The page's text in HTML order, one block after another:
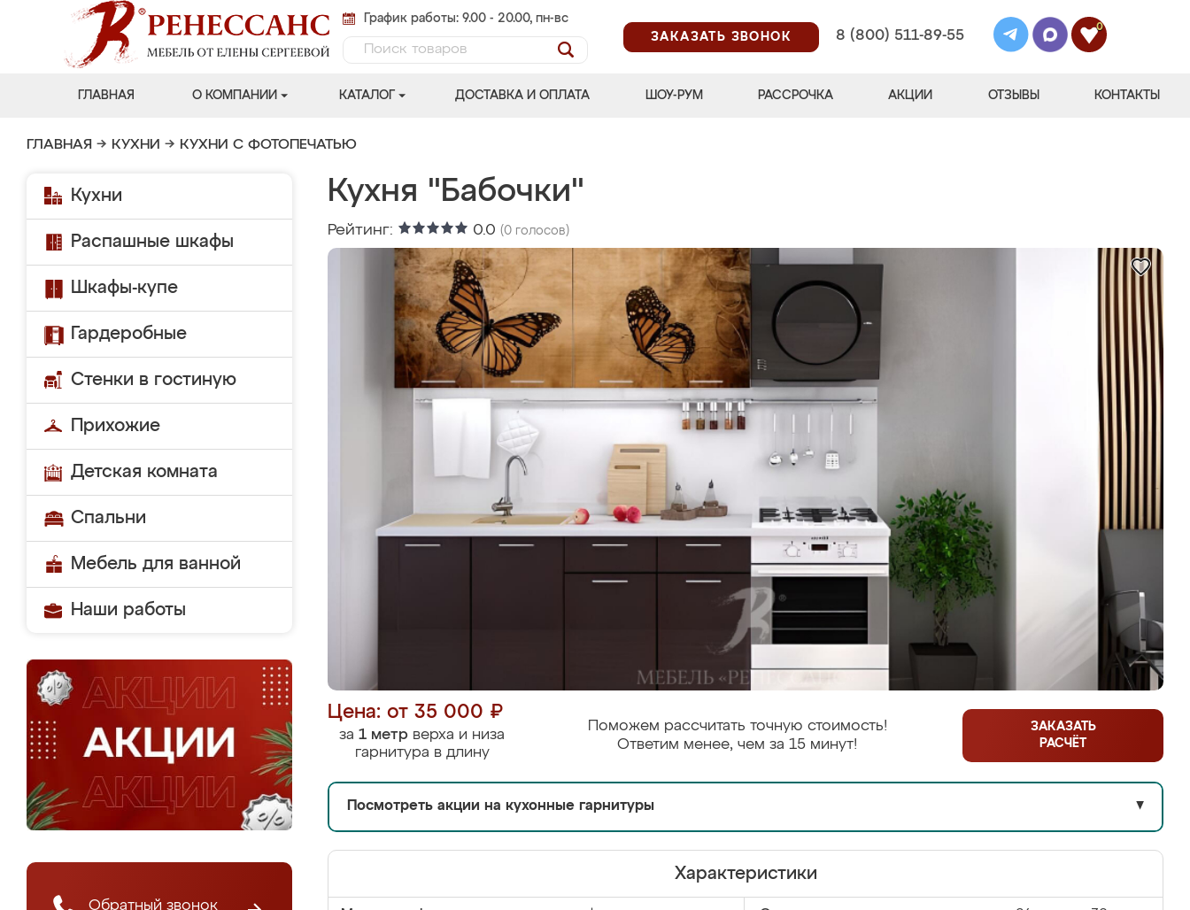
График работы: 9.00 - 20.00, пн-вс
ЗАКАЗАТЬ ЗВОНОК
8 (800) 511-89-55
0
ГЛАВНАЯ О КОМПАНИИ КАТАЛОГ ДОСТАВКА И ОПЛАТА ШОУ-РУМ РАССРОЧКА АКЦИИ ОТЗЫВЫ КОНТАКТЫ
ГЛАВНАЯ → КУХНИ → КУХНИ С ФОТОПЕЧАТЬЮ
Кухни
Распашные шкафы
Шкафы-купе
Гардеробные
Стенки в гостиную
Прихожие
Детская комната
Спальни
Мебель для ванной
Наши работы
Обратный звонок
Кухня "Бабочки"
Рейтинг: 0.0 (0 голосов)
Цена: от 35 000 ₽
за 1 метр верха и низа
гарнитура в длину
Поможем рассчитать точную стоимость!
Ответим менее, чем за 15 минут!
ЗАКАЗАТЬ
РАСЧЁТ
Посмотреть акции на кухонные гарнитуры ▼
Характеристики